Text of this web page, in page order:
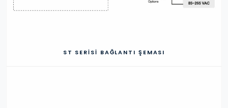
ST SERISI BAĞLANTI ŞEMASI